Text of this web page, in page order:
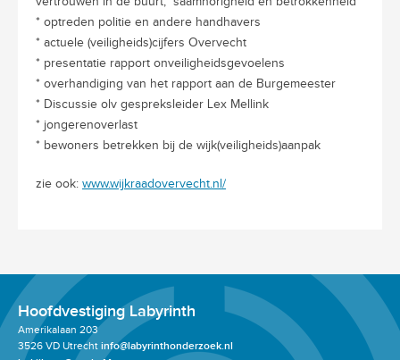
* optreden politie en andere handhavers
* actuele (veiligheids)cijfers Overvecht
* presentatie rapport onveiligheidsgevoelens
* overhandiging van het rapport aan de Burgemeester
* Discussie olv gespreksleider Lex Mellink
* jongerenoverlast
* bewoners betrekken bij de wijk(veiligheids)aanpak
zie ook: www.wijkraadovervecht.nl/
Hoofdvestiging Labyrinth
Amerikalaan 203
3526 VD Utrecht info@labyrinthonderzoek.nl